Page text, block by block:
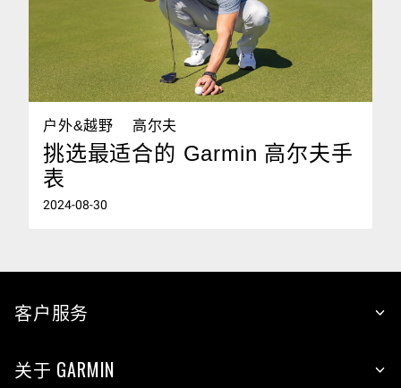
户外&越野 高尔夫
挑选最适合的 Garmin 高尔夫手
表
2024-08-30
客户服务
关于 GARMIN